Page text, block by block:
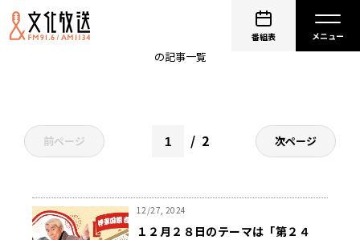
番組表
の記事一覧
前ページ 2 次ページ
12/27, 2024
１２月２８日のテーマは「第２４